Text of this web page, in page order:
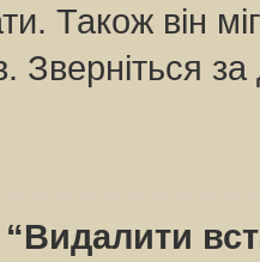
Також він
Зверніться